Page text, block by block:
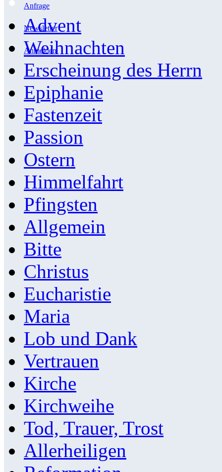
Anfrage
Newsletter
Anmelden
Advent
Weihnachten
Erscheinung des Herrn
Epiphanie
Fastenzeit
Passion
Ostern
Himmelfahrt
Pfingsten
Allgemein
Bitte
Christus
Eucharistie
Maria
Lob und Dank
Vertrauen
Kirche
Kirchweihe
Tod, Trauer, Trost
Allerheiligen